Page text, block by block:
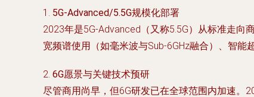
1. 5G-Advanced/5.5G规模化部署
2023年是5G-Advanced（又称5.5G）从标准走
宽频谱使用（如毫米波与Sub-6GHz融合）、智能
2. 6G愿景与关键技术预研
尽管商用尚早，但6G研发已在全球范围内加速。